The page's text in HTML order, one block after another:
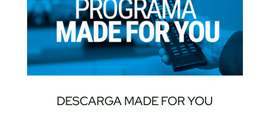
DESCARGA MADE FOR YOU